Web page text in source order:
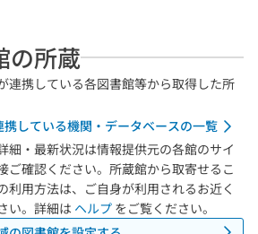
の所蔵
連携している各図書館等から取得した所
携している機関・データベースの一覧
細・最新状況は情報提供元の各館のサイ
ご確認ください。所蔵館から取寄せるこ
利用方法は、ご自身が利用されるお近く
い。詳細は ヘルプ をご覧ください。